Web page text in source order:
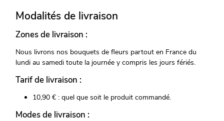
Modalités de livraison
Zones de livraison :
Nous livrons nos bouquets de fleurs partout en France du
lundi au samedi toute la journée y compris les jours fériés.
Tarif de livraison :
10,90 € : quel que soit le produit commandé.
Modes de livraison :